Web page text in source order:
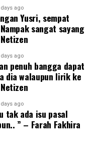
ago
Yusri, sempat
sangat sayang
days ago
penuh bangga dapat
dia walaupun lirik ke
days ago
tak ada isu pasal
” – Farah Fakhira